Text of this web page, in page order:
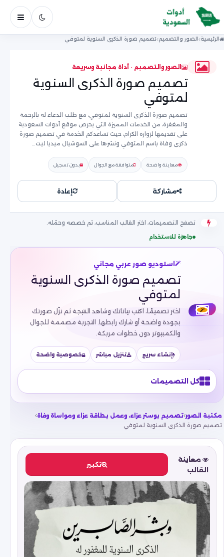
فتح
الرئيسية الصور والتصميم تصميم صورة الذكرى السنوية لمتوفي
الصور والتصميم · أداة مجانية وسريعة
تصميم صورة الذكرى السنوية
لمتوفي
تصميم صورة الذكرى السنوية لمتوفي، مع طلب الدعاء له بالرحمة
والمغفرة، من الخدمات المميزة التي يحرص موقع أدوات السعودية
على تقديمها لزواره الكرام، حيث تساعدكم الخدمة في تصميم صورة
ذكرى وفاة باسم المتوفي ونشرها على السوشيال ميديا ليت…
معاينة واضحة متوافقة مع الجوال بدون تسجيل
مشاركة إعادة
تصفح التصميمات، اختر القالب المناسب، ثم خصصه وحمّله.
جاهزة للاستخدام
استوديو صور عربي مجاني
تصميم صورة الذكرى السنوية
لمتوفي
اختر تصميمًا، اكتب بياناتك وشاهد النتيجة ثم نزّل صورتك
بجودة واضحة أو شارك رابطها. التجربة مصممة للجوال
والكمبيوتر دون خطوات مربكة.
إنشاء سريع تنزيل مباشر خصوصية واضحة
كل التصميمات
مكتبة الصور تصميم بوستر عزاء، وعمل بطاقة عزاء ومواساة وفاة
تصميم صورة الذكرى السنوية لمتوفي
معاينة
القالب
تكبير